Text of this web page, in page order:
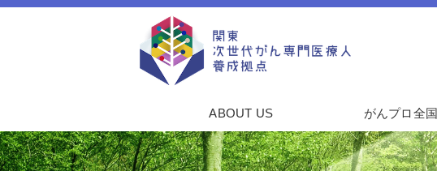
ABOUT US がんプロ全